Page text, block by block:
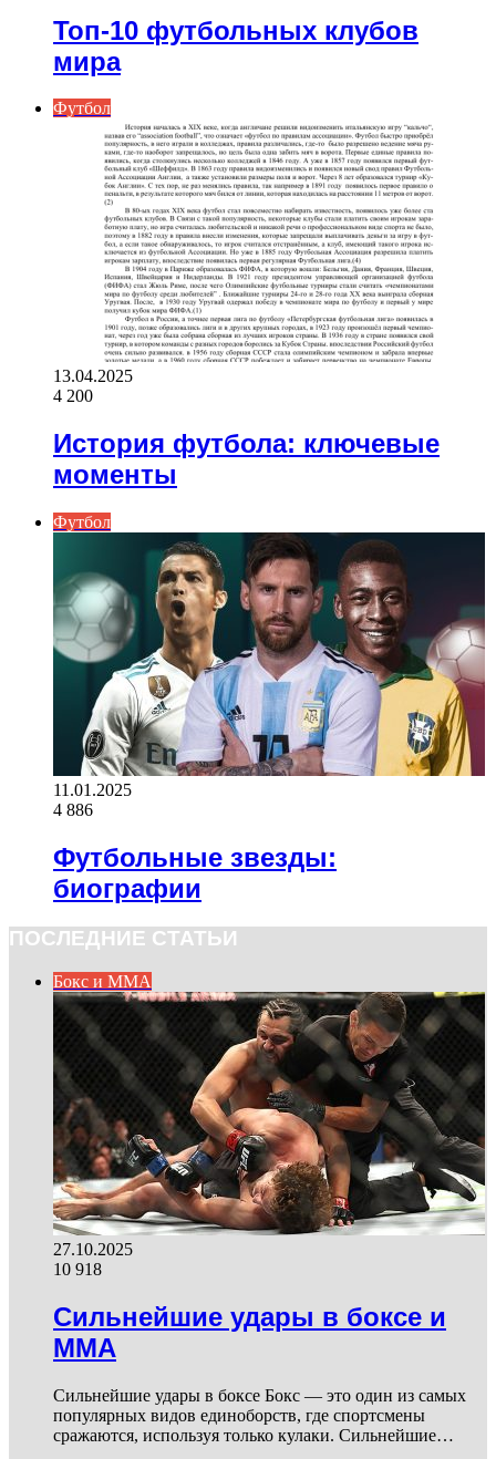
Топ-10 футбольных клубов
мира
Футбол
13.04.2025
4 200
История футбола: ключевые
моменты
Футбол
11.01.2025
4 886
Футбольные звезды:
биографии
ПОСЛЕДНИЕ СТАТЬИ
Бокс и ММА
27.10.2025
10 918
Сильнейшие удары в боксе и
ММА
Сильнейшие удары в боксе Бокс — это один из самых
популярных видов единоборств, где спортсмены
сражаются, используя только кулаки. Сильнейшие…